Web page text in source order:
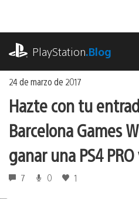
contenido
PlayStation.Blog
24 de marzo de 2017
Hazte con tu
Barcelona Games
ganar una PS4
7 0 1